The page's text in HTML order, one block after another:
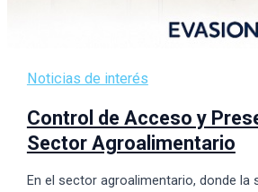
Noticias de interés
Control de Acceso y
Sector Agroalimentario
En el sector agroalimentario, donde la